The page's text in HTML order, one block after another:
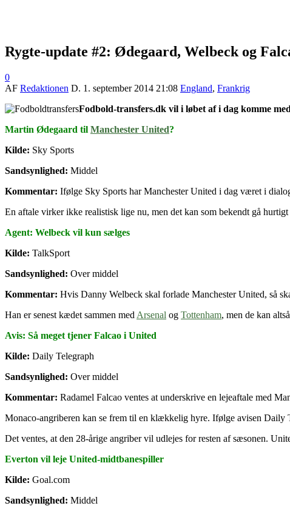
Rygte-update #2: Ødegaard, Welbeck og
0
AF Redaktionen D. 1. september 2014 21:08 England, Frankrig
Fodbold-transfers.dk vil i løbet af i dag komme
Martin Ødegaard til Manchester United?
Kilde: Sky Sports
Sandsynlighed: Middel
Kommentar: Ifølge Sky Sports har Manchester United i dag været i
En aftale virker ikke realistisk lige nu, men det kan som bekendt gå
Agent: Welbeck vil kun sælges
Kilde: TalkSport
Sandsynlighed: Over middel
Kommentar: Hvis Danny Welbeck skal forlade Manchester United, så
Han er senest kædet sammen med Arsenal og Tottenham, men de kan
Avis: Så meget tjener Falcao i United
Kilde: Daily Telegraph
Sandsynlighed: Over middel
Kommentar: Radamel Falcao ventes at underskrive en lejeaftale med
Monaco-angriberen kan se frem til en klækkelig hyre. Ifølge avisen
Det ventes, at den 28-årige angriber vil udlejes for resten af sæsonen.
Everton vil leje United-midtbanespiller
Kilde: Goal.com
Sandsynlighed: Middel